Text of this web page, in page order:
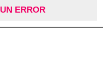
ERROR